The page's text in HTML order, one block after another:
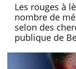
Les rouges à
nombre de
selon des
publique de